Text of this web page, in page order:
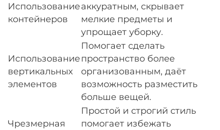
Использование
контейнеров
аккуратным, скрывает
мелкие предметы и
упрощает уборку.
Использование
вертикальных
элементов
Помогает сделать
пространство более
организованным, даёт
возможность разместить
больше вещей.
Чрезмерная
Простой и строгий стиль
помогает избежать